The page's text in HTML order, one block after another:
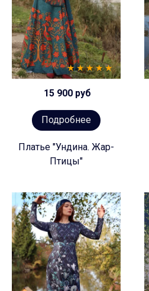
15 900 руб
Подробнее
Платье "Ундина. Жар-
Птицы"